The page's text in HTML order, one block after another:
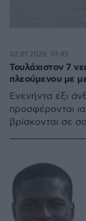
Τουλάχιστον 7
πλεούμενου με
Ενενήντα έξι
προσφέρονται
βρίσκονται σε
02.01.2026, 01:45